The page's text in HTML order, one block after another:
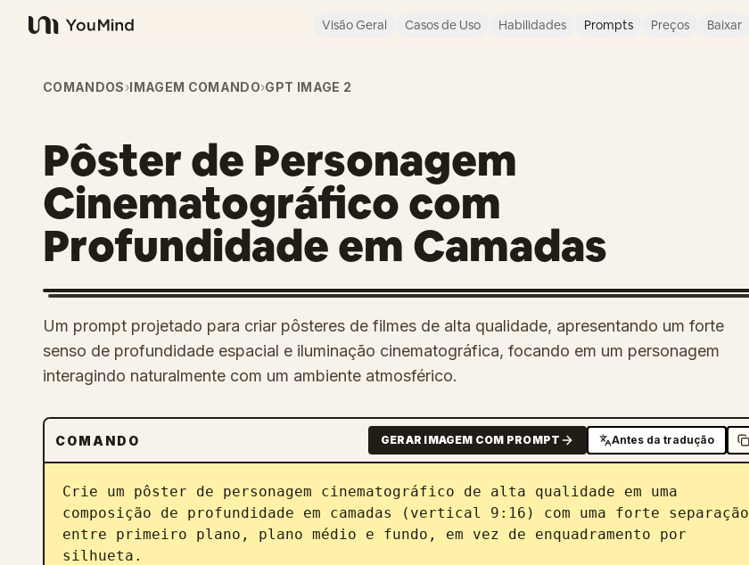
YouMind
Visão Geral Casos de Uso Habilidades Prompts Preços Baixar
COMANDOS›IMAGEM COMANDO›GPT IMAGE 2
Pôster de Personagem
Cinematográfico com
Profundidade em Camadas
Um prompt projetado para criar pôsteres de filmes de alta qualidade, apresentando um forte
senso de profundidade espacial e iluminação cinematográfica, focando em um personagem
interagindo naturalmente com um ambiente atmosférico.
COMANDO GERAR IMAGEM COM PROMPT Antes da tradução
Crie um pôster de personagem cinematográfico de alta qualidade em uma
composição de profundidade em camadas (vertical 9:16) com uma forte separação
entre primeiro plano, plano médio e fundo, em vez de enquadramento por
silhueta.